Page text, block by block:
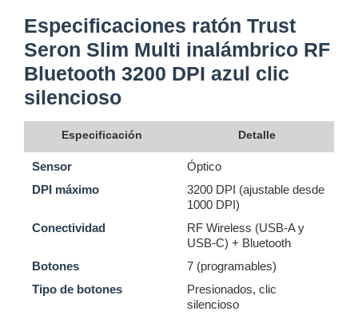
Especificaciones ratón Trust
Seron Slim Multi inalámbrico RF
Bluetooth 3200 DPI azul clic
silencioso
Especificación Detalle
Sensor
Óptico
DPI máximo
3200 DPI (ajustable desde
1000 DPI)
Conectividad
RF Wireless (USB-A y
USB-C) + Bluetooth
Botones
7 (programables)
Tipo de botones
Presionados, clic
silencioso